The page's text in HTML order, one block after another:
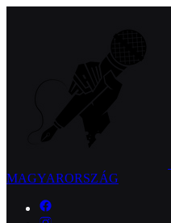
MAGYARORSZÁG